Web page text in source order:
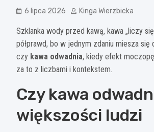
6 lipca 2026 Kinga Wierzbicka
Szklanka wody przed kawą, kawa „liczy
półprawd, bo w jednym zdaniu miesza się
czy kawa odwadnia, kiedy efekt
za to z liczbami i kontekstem.
Czy kawa
większości ludzi